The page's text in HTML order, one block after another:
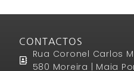
CONTACTOS
Rua Coronel Carlos
580 Moreira | Maia